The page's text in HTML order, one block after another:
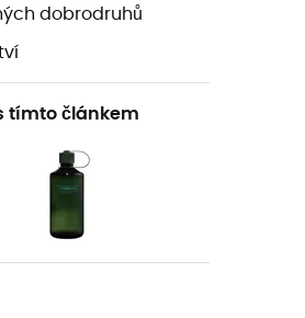
dobrodruhů
tímto článkem